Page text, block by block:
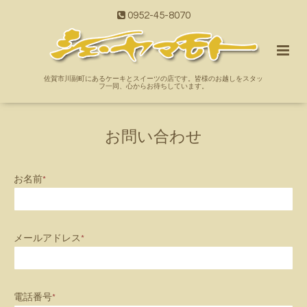
0952-45-8070
佐賀市川副町にあるケーキとスイーツの店です。皆様のお越しをスタッ
フ一同、心からお待ちしています。
お問い合わせ
お名前*
メールアドレス*
電話番号*